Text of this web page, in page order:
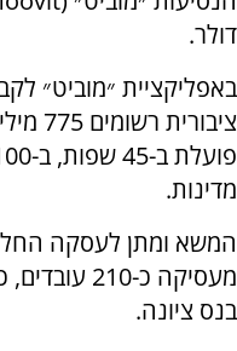
דולר.
באפליקציית ״מוביט״
מדינות.
המשא ומתן לעסקה החל
מעסיקה כ-
בנס ציונה.